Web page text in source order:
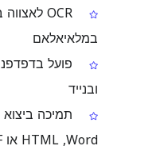
במלאיאלאם
פועל
ובנייד
תמיכה